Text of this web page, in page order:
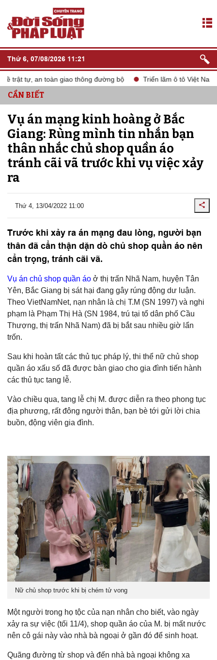
Thứ 6, 07/08/2026 11:21
tự, an toàn giao thông đường bộ Triển lãm ô tô Việt Nam
CẦN BIẾT
Vụ án mạng kinh hoàng ở Bắc
Giang: Rùng mình tin nhắn bạn
thân nhắc chủ shop quần áo
tránh cãi vã trước khi vụ việc xảy
ra
Thứ 4, 13/04/2022 11:00
Trước khi xảy ra án mạng đau lòng, người bạn
thân đã cẩn thận dặn dò chủ shop quần áo nên
cẩn trọng, tránh cãi vã.
Vụ án chủ shop quần áo ở thị trấn Nhã Nam, huyện Tân
Yên, Bắc Giang bị sát hại đang gây rúng động dư luận.
Theo VietNamNet, nạn nhân là chị T.M (SN 1997) và nghi
phạm là Phạm Thị Hà (SN 1984, trú tại tổ dân phố Cầu
Thượng, thị trấn Nhã Nam) đã bị bắt sau nhiều giờ lẩn
trốn.
Sau khi hoàn tất các thủ tục pháp lý, thi thể nữ chủ shop
quần áo xấu số đã được bàn giao cho gia đình tiến hành
các thủ tục tang lễ.
Vào chiều qua, tang lễ chị M. được diễn ra theo phong tục
địa phương, rất đông người thân, bạn bè tới gửi lời chia
buồn, động viên gia đình.
Nữ chủ shop trước khi bị chém tử vong
Một người trong họ tộc của nạn nhân cho biết, vào ngày
xảy ra sự việc (tối 11/4), shop quần áo của M. bị mất nước
nên cô gái này vào nhà bà ngoại ở gần đó để sinh hoạt.
Quãng đường từ shop và đến nhà bà ngoại không xa